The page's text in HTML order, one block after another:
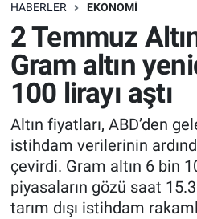
HABERLER EKONOMI
2 Temmuz
Gram altın
100 lirayı aştı
Altın fiyatları, ABD’den
istihdam verilerinin
çevirdi. Gram altın 6 bin
piyasaların gözü saat
tarım dışı istihdam